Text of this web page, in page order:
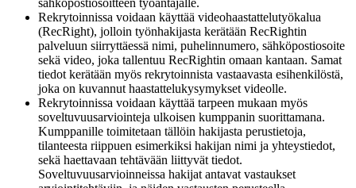
sähköpostiosoitteen työantajalle.
Rekrytoinnissa voidaan käyttää videohaastattelutyökalua
(RecRight), jolloin työnhakijasta kerätään RecRightin
palveluun siirryttäessä nimi, puhelinnumero, sähköpostiosoite
sekä video, joka tallentuu RecRightin omaan kantaan. Samat
tiedot kerätään myös rekrytoinnista vastaavasta esihenkilöstä,
joka on kuvannut haastattelukysymykset videolle.
Rekrytoinnissa voidaan käyttää tarpeen mukaan myös
soveltuvuusarviointeja ulkoisen kumppanin suorittamana.
Kumppanille toimitetaan tällöin hakijasta perustietoja,
tilanteesta riippuen esimerkiksi hakijan nimi ja yhteystiedot,
sekä haettavaan tehtävään liittyvät tiedot.
Soveltuvuusarvioinneissa hakijat antavat vastaukset